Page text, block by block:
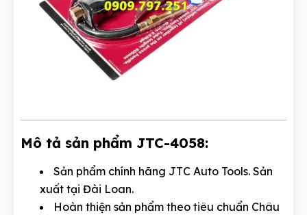
Mô tả sản phẩm JTC-4058:
Sản phẩm chính hãng JTC Auto Tools. Sản
xuất tại Đài Loan.
Hoàn thiện sản phẩm theo tiêu chuẩn Châu